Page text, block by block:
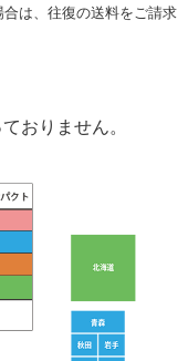
は、往復の送料をご請求
おりません。